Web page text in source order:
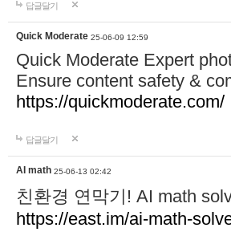
답글달기
Quick Moderate 25-06-09 12:59
Quick Moderate Expert
Ensure content safety &
https://quickmoderate.com/
답글달기
AI math 25-06-13 02:42
친환경 연막기! AI math
https://east.im/ai-math-